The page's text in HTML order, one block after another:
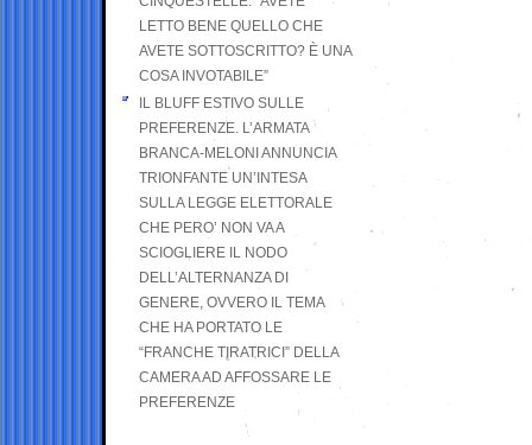
LETTO BENE QUELLO CHE
AVETE SOTTOSCRITTO? È UNA
COSA INVOTABILE”
IL BLUFF ESTIVO SULLE
PREFERENZE. L’ARMATA
BRANCA-MELONI ANNUNCIA
TRIONFANTE UN’INTESA
SULLA LEGGE ELETTORALE
CHE PERO’ NON VA A
SCIOGLIERE IL NODO
DELL’ALTERNANZA DI
GENERE, OVVERO IL TEMA
CHE HA PORTATO LE
“FRANCHE TIRATRICI” DELLA
CAMERA AD AFFOSSARE LE
PREFERENZE